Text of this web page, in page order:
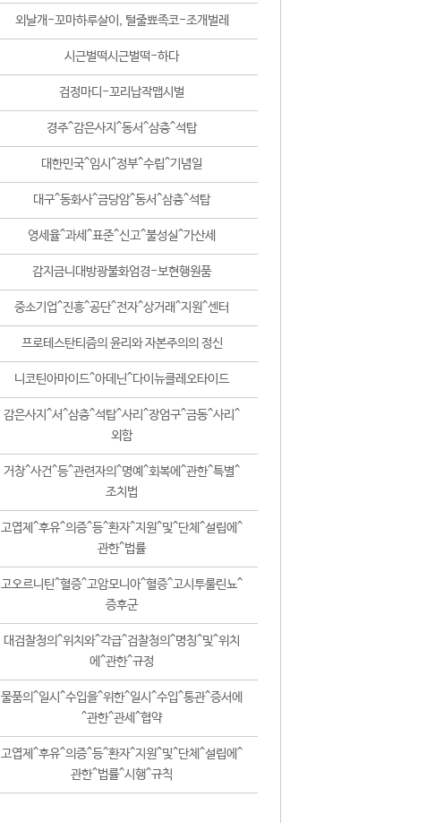
외날개-꼬마하루살이, 털줄뾰족코-조개벌레
시근벌떡시근벌떡-하다
검정마디-꼬리납작맵시벌
경주^감은사지^동서^삼층^석탑
대한민국^임시^정부^수립^기념일
대구^동화사^금당암^동서^삼층^석탑
영세율^과세^표준^신고^불성실^가산세
감지금니대방광불화엄경-보현행원품
중소기업^진흥^공단^전자^상거래^지원^센터
프로테스탄티즘의 윤리와 자본주의의 정신
니코틴아마이드^아데닌^다이뉴클레오타이드
감은사지^서^삼층^석탑^사리^장엄구^금동^사리^
외함
거창^사건^등^관련자의^명예^회복에^관한^특별^
조치법
고엽제^후유^의증^등^환자^지원^및^단체^설립에^
관한^법률
고오르니틴^혈증^고암모니아^혈증^고시투룰린뇨^
증후군
대검찰청의^위치와^각급^검찰청의^명칭^및^위치
에^관한^규정
물품의^일시^수입을^위한^일시^수입^통관^증서에
^관한^관세^협약
고엽제^후유^의증^등^환자^지원^및^단체^설립에^
관한^법률^시행^규칙